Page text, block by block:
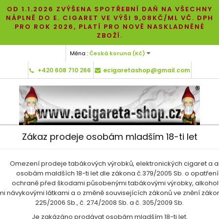
OD 1.1.2026 ZVÝŠENA SPOTŘEBNÍ DAŇ NA VŠECHNY
NÁPLNĚ DO E. CIGARET VE VÝŠI 9,08KČ/ML VČ. DPH
PRO ROK 2026, PLATÍ PRO NOVĚ NASKLADNĚNÉ
ZBOŽÍ.
Měna : Česká koruna (Kč)
+420 608 710 266 ecigaretashop@gmail.com
Košík:0 Produkty0 Kč
Zákaz prodeje osobám mladším 18-ti let
Omezení prodeje tabákových výrobků, elektronických cigaret a
osobám maldších 18-ti let dle zákona č.379/2005 Sb. o
ochraně před škodami působenými tabákovými výrobky,
návykovými látkami a o změně souvisejících zákonů ve znění
225/2006 Sb., č. 274/2008 Sb. a č. 305/2009 Sb.
Je zakázáno prodávat osobám mladším 18-ti let.
MENU